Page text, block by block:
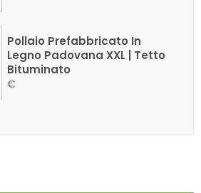
Pollaio Prefabbricato In
Legno Padovana XXL | Tetto
Bituminato
€